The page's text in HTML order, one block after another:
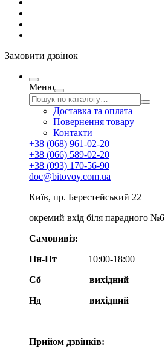
Замовити дзвінок
Меню
Доставка та оплата
Повернення товару
Контакти
+38 (068) 961-02-20
+38 (066) 589-02-20
+38 (093) 170-56-90
doc@bitovoy.com.ua
Київ, пр. Берестейський 22
окремий вхід біля парадного №6
Самовивіз:
Пн-Пт
10:00-18:00
Сб
вихідний
Нд
вихідний
Прийом дзвінків: